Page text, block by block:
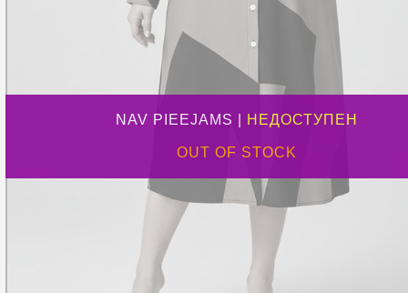
NAV PIEEJAMS | НЕДОСТУПЕН
OUT OF STOCK